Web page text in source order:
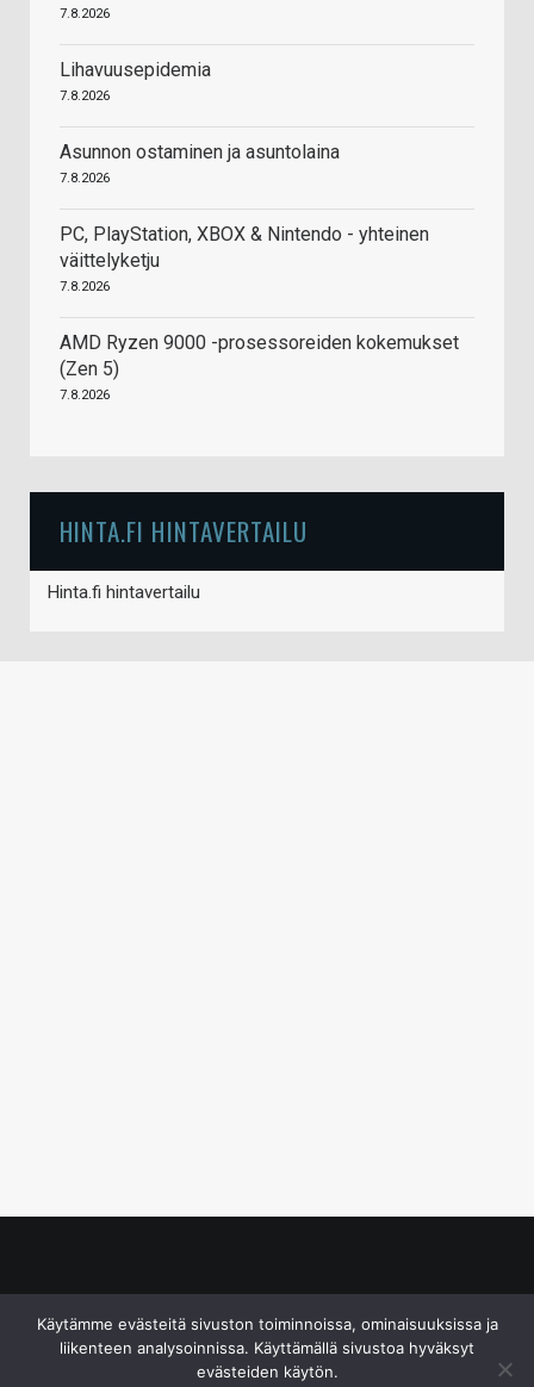
7.8.2026
Lihavuusepidemia
7.8.2026
Asunnon ostaminen ja asuntolaina
7.8.2026
PC, PlayStation, XBOX & Nintendo - yhteinen
väittelyketju
7.8.2026
AMD Ryzen 9000 -prosessoreiden kokemukset
(Zen 5)
7.8.2026
HINTA.FI HINTAVERTAILU
Hinta.fi hintavertailu
Käytämme evästeitä sivuston toiminnoissa, ominaisuuksissa ja
liikenteen analysoinnissa. Käyttämällä sivustoa hyväksyt
evästeiden käytön.